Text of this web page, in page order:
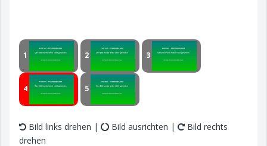
1 2 3
4 5
Bild links drehen | Bild ausrichten |
Bild rechts
drehen